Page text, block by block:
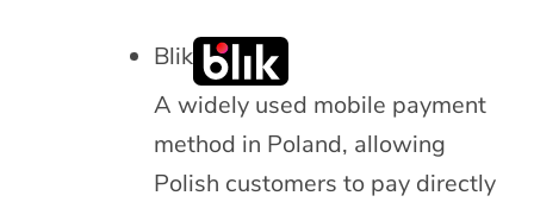
Blik
A widely used mobile payment
method in Poland, allowing
Polish customers to pay directly